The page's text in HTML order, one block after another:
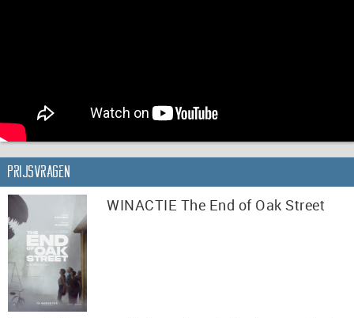
Prijsvragen
WINACTIE The End of Oak Street